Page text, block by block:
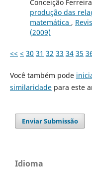
Conceição
produção das
matemática ,
(2009)
<< < 30 31 32 33 34 35
Você também pode
similaridadepara este
Enviar Submissão
Idioma